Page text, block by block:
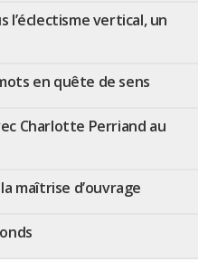
l’éclectisme vertical, un
en quête de sens
Charlotte Perriand au
maîtrise d’ouvrage